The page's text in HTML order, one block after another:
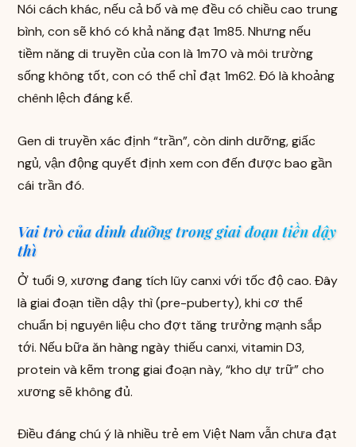
Nói cách khác, nếu cả bố và mẹ đều có chiều cao trung
bình, con sẽ khó có khả năng đạt 1m85. Nhưng nếu
tiềm năng di truyền của con là 1m70 và môi trường
sống không tốt, con có thể chỉ đạt 1m62. Đó là khoảng
chênh lệch đáng kể.
Gen di truyền xác định “trần”, còn dinh dưỡng, giấc
ngủ, vận động quyết định xem con đến được bao gần
cái trần đó.
Vai trò của dinh dưỡng trong giai đoạn tiền dậy
thì
Ở tuổi 9, xương đang tích lũy canxi với tốc độ cao. Đây
là giai đoạn tiền dậy thì (pre-puberty), khi cơ thể
chuẩn bị nguyên liệu cho đợt tăng trưởng mạnh sắp
tới. Nếu bữa ăn hàng ngày thiếu canxi, vitamin D3,
protein và kẽm trong giai đoạn này, “kho dự trữ” cho
xương sẽ không đủ.
Điều đáng chú ý là nhiều trẻ em Việt Nam vẫn chưa đạt